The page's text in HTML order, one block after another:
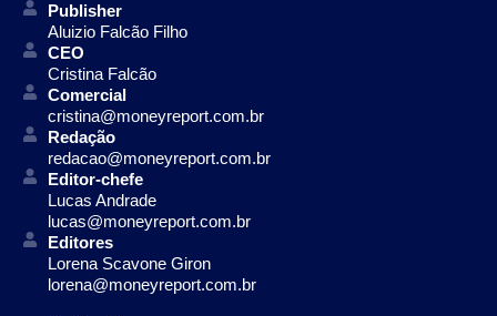
Publisher
Aluizio Falcão Filho
CEO
Cristina Falcão
Comercial
cristina@moneyreport.com.br
Redação
redacao@moneyreport.com.br
Editor-chefe
Lucas Andrade
lucas@moneyreport.com.br
Editores
Lorena Scavone Giron
lorena@moneyreport.com.br